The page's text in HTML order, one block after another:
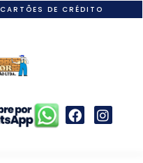
DE CRÉDITO